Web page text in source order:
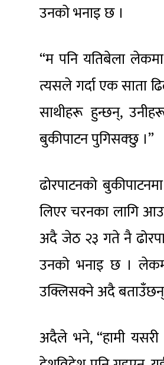
उनको भनाइ छ ।
“म पनि यतिबेला लेकमा
त्यसले गर्दा एक साता
साथीहरू हुन्छन्,
बुकीपाटन पुगिसक्छु ।”
ढोरपाटनको
लिएर चरनका लागि
अदै जेठ २३ गते नै
उनको भनाइ छ ।
उक्लिसक्ने अदै
अदैले भने, “हामी